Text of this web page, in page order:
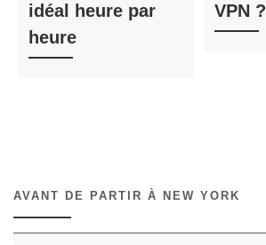
idéal heure par
heure
VPN ?
AVANT DE PARTIR À NEW YORK